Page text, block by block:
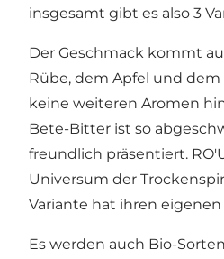
insgesamt gibt es also 3
Der Geschmack kommt
Rübe, dem Apfel und dem
keine weiteren Aromen
Bete-Bitter ist so
freundlich präsentiert.
Universum der
Variante hat ihren eigenen
Es werden auch Bio-